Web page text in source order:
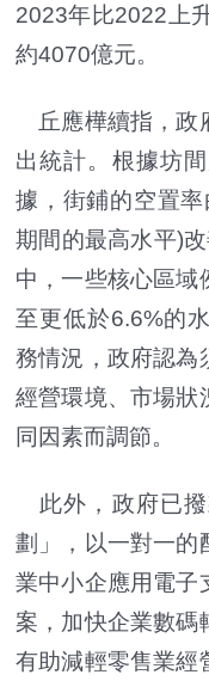
2023年比2022上
約4070億元。
丘應樺續指，政
出統計。根據坊
據，街鋪的空置
期間的最高水平)
中，一些核心區域
至更低於6.6%的
務情況，政府認為
經營環境、市場狀
同因素而調節。
此外，政府已撥
劃」，以一對一的
業中小企應用電子
案，加快企業數碼
有助減輕零售業經